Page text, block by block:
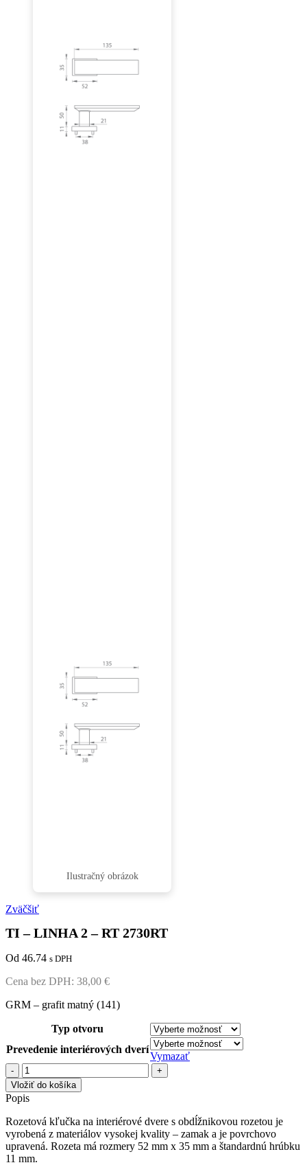
Zväčšiť
TI – LINHA 2 – RT 2730RT
Od 46.74 s DPH
Cena bez DPH: 38,00 €
GRM – grafit matný (141)
Typ otvoru
Prevedenie interiérových dverí
Vymazať
množstvo
TI
-
LINHA
2
-
RT
2730RT
Vložiť do košíka
Popis
Rozetová kľučka na interiérové dvere s obdĺžnikovou rozetou je
vyrobená z materiálov vysokej kvality – zamak a je povrchovo
upravená. Rozeta má rozmery 52 mm x 35 mm a štandardnú hrúbku
11 mm.